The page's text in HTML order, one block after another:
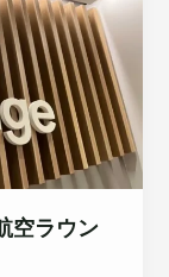
空ラウン